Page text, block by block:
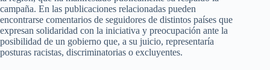
campaña. En las publicaciones relacionadas pueden
encontrarse comentarios de seguidores de distintos países que
expresan solidaridad con la iniciativa y preocupación ante la
posibilidad de un gobierno que, a su juicio, representaría
posturas racistas, discriminatorias o excluyentes.